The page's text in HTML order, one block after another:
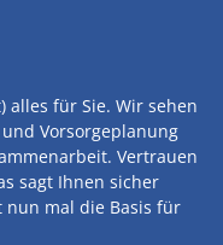
alles für Sie. Wir sehen
Vorsorgeplanung
Vertrauen
sagt Ihnen sicher
nun mal die Basis für